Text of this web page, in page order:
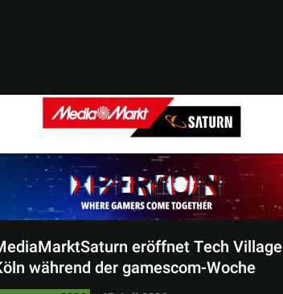
eröffnet Tech Village
während der gamescom-Woche